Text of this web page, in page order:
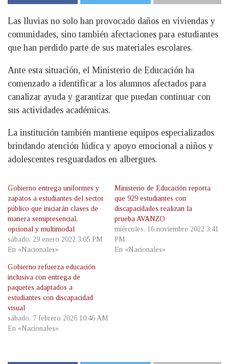
Las lluvias no solo han provocado daños en viviendas y
comunidades, sino también afectaciones para estudiantes
que han perdido parte de sus materiales escolares.
Ante esta situación, el Ministerio de Educación ha
comenzado a identificar a los alumnos afectados para
canalizar ayuda y garantizar que puedan continuar con
sus actividades académicas.
La institución también mantiene equipos especializados
brindando atención lúdica y apoyo emocional a niños y
adolescentes resguardados en albergues.
Gobierno entrega uniformes y
zapatos a estudiantes del sector
público que iniciarán clases de
manera semipresencial,
opcional y multimodal
sábado, 29 enero 2022 3:05 PM
En «Nacionales»
Ministerio de Educación reporta
que 929 estudiantes con
discapacidades realizan la
prueba AVANZO
miércoles, 16 noviembre 2022 3:41
PM
En «Nacionales»
Gobierno refuerza educación
inclusiva con entrega de
paquetes adaptados a
estudiantes con discapacidad
visual
sábado, 7 febrero 2026 10:46 AM
En «Nacionales»